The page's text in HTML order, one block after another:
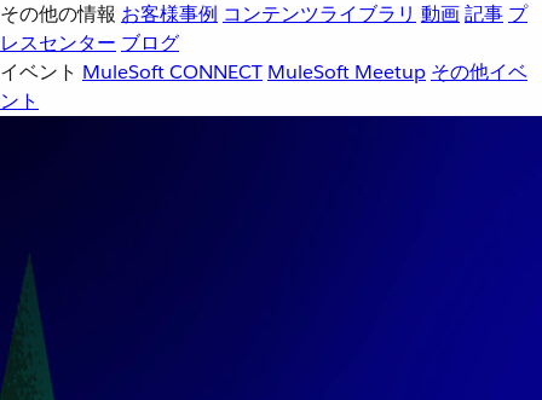
その他の情報 お客様事例 コンテンツライブラリ 動画記事 プ
レスセンター ブログ
イベント MuleSoft CONNECT MuleSoft Meetup その他イベ
ント